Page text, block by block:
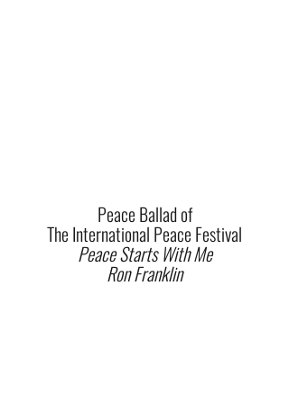
Peace Ballad of
The International Peace Festival
Peace Starts With Me
Ron Franklin